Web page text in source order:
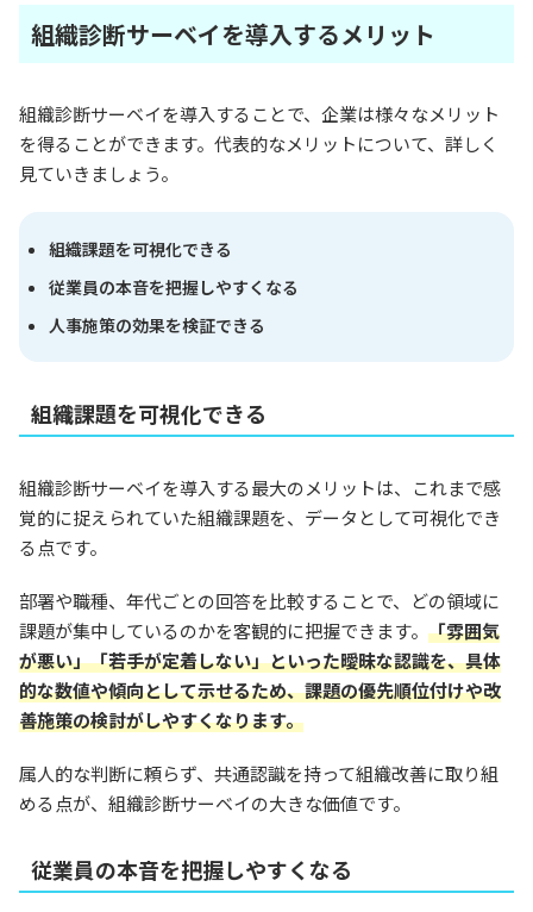
組織診断サーベイを導入するメリット
組織診断サーベイを導入することで、企業は様々なメリット
を得ることができます。代表的なメリットについて、詳しく
見ていきましょう。
組織課題を可視化できる
従業員の本音を把握しやすくなる
人事施策の効果を検証できる
組織課題を可視化できる
組織診断サーベイを導入する最大のメリットは、これまで感
覚的に捉えられていた組織課題を、データとして可視化でき
る点です。
部署や職種、年代ごとの回答を比較することで、どの領域に
課題が集中しているのかを客観的に把握できます。 「雰囲気
が悪い」「若手が定着しない」といった曖昧な認識を、具体
的な数値や傾向として示せるため、課題の優先順位付けや改
善施策の検討がしやすくなります。
属人的な判断に頼らず、共通認識を持って組織改善に取り組
める点が、組織診断サーベイの大きな価値です。
従業員の本音を把握しやすくなる